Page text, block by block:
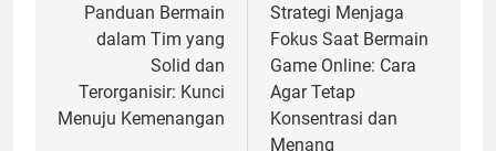
navigation
Panduan Bermain
dalam Tim yang
Solid dan
Terorganisir: Kunci
Menuju Kemenangan
Strategi Menjaga
Fokus Saat Bermain
Game Online: Cara
Agar Tetap
Konsentrasi dan
Menang